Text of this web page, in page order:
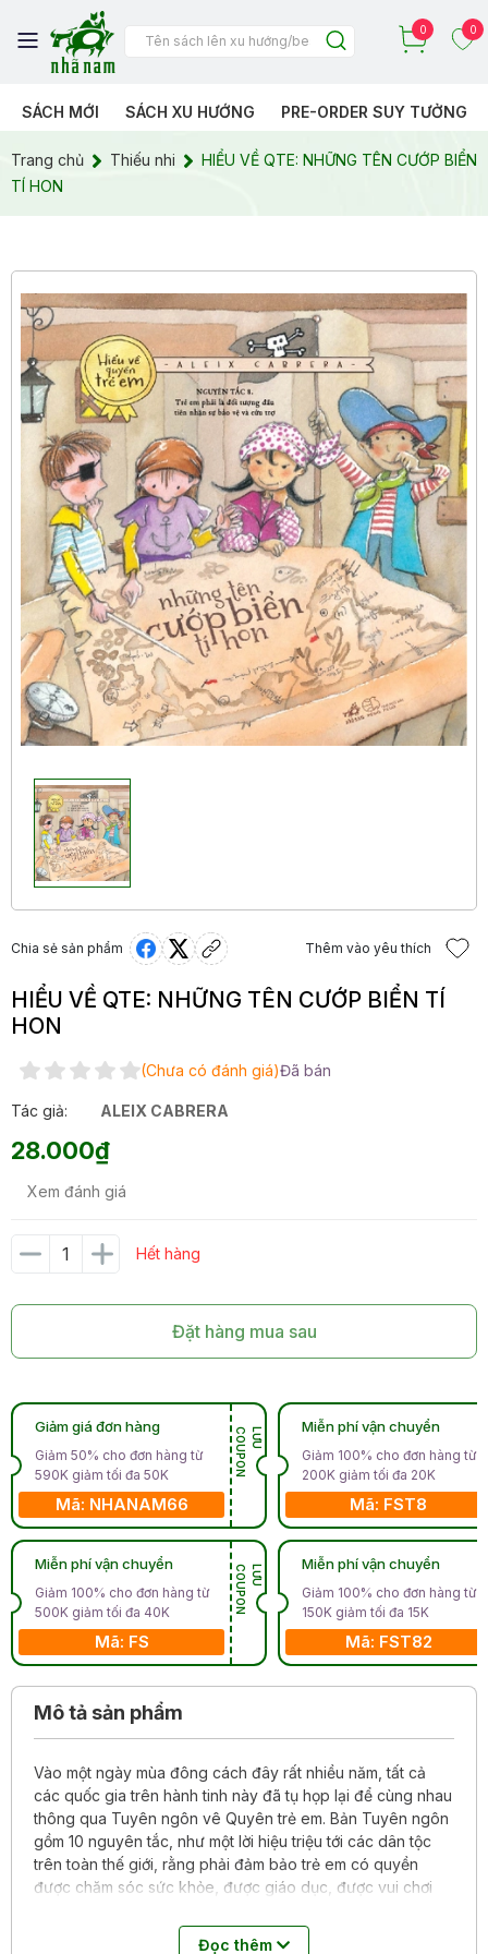
0 0
SÁCH MỚI SÁCH XU HƯỚNG PRE-ORDER SUY TƯỞNG
Trang chủ Thiếu nhi
HIỂU VỀ QTE: NHỮNG TÊN CƯỚP BIỂN
TÍ HON
Chia sẻ sản phẩm Thêm vào yêu thích
HIỂU VỀ QTE: NHỮNG TÊN CƯỚP BIỂN TÍ
HON
(Chưa có đánh giá)Đã bán
Tác giả: ALEIX CABRERA
28.000₫
Xem đánh giá
Hết hàng
Đặt hàng mua sau
Giảm giá đơn hàng
Giảm 50% cho đơn hàng từ
590K giảm tối đa 50K
Mã: NHANAM66
L
Ư
U
C
O
U
P
O
N
Miễn phí vận chuyển
Giảm 100% cho đơn hàng từ
500K giảm tối đa 40K
Mã: FS
L
Ư
U
C
O
U
P
O
N
Miễn phí vận chuyển
Giảm 100% cho đơn hàng từ
200K giảm tối đa 20K
Mã: FST8
Miễn phí vận chuyển
Giảm 100% cho đơn hàng từ
150K giảm tối đa 15K
Mã: FST82
Mô tả sản phẩm
Vào một ngày mùa đông cách đây rất nhiều năm, tất cả
các quốc gia trên hành tinh này đã tụ họp lại để cùng nhau
thông qua Tuyên ngôn vê Quyên trẻ em. Bản Tuyên ngôn
gồm 10 nguyên tắc, như một lời hiệu triệu tới các dân tộc
trên toàn thế giới, rằng phải đảm bảo trẻ em có quyền
được chăm sóc sức khỏe, được giáo dục, được vui chơi
điểm riêng...và nhiều nhiều quyền khác nữa. Tất cả trẻ em
Đọc thêm